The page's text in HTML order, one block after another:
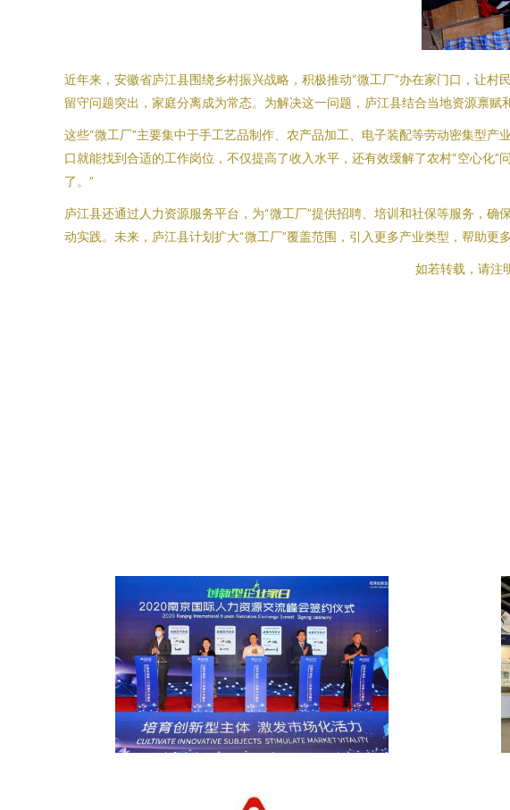
近年来，安徽省庐江县围绕乡村振兴战略，积极推动“微工厂”办在家门口，让
留守问题突出，家庭分离成为常态。为解决这一问题，庐江县结合当地资源禀赋
这些“微工厂”主要集中于手工艺品制作、农产品加工、电子装配等劳动密集型
口就能找到合适的工作岗位，不仅提高了收入水平，还有效缓解了农村“空心化
了。”
庐江县还通过人力资源服务平台，为“微工厂”提供招聘、培训和社保等服务，
动实践。未来，庐江县计划扩大“微工厂”覆盖范围，引入更多产业类型，帮助更
如若转载，请注